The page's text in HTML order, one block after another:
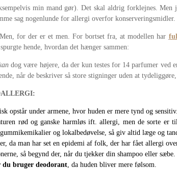
min mand gør). Det skal aldrig forklejnes.
sag nogenlunde for allergi overfor
for der er et men. For bortset fra, at modellen har
hende, hvordan det hænger sammen:
dog være højere, da der kun testes for 14 parfumer ved
når de beskriver så store stigninger uden at
opstår under armene, hvor huden er mere tynd og
rød og ganske harmløs ift. allergi, men de sorte
og lokalbedøvelse, så giv altid læge og
da man har set en epidemi af folk, der har fået allergi
så begynd der, når du tjekker din shampoo eller sæbe.
bruger deodorant , da huden bliver mere følsom.